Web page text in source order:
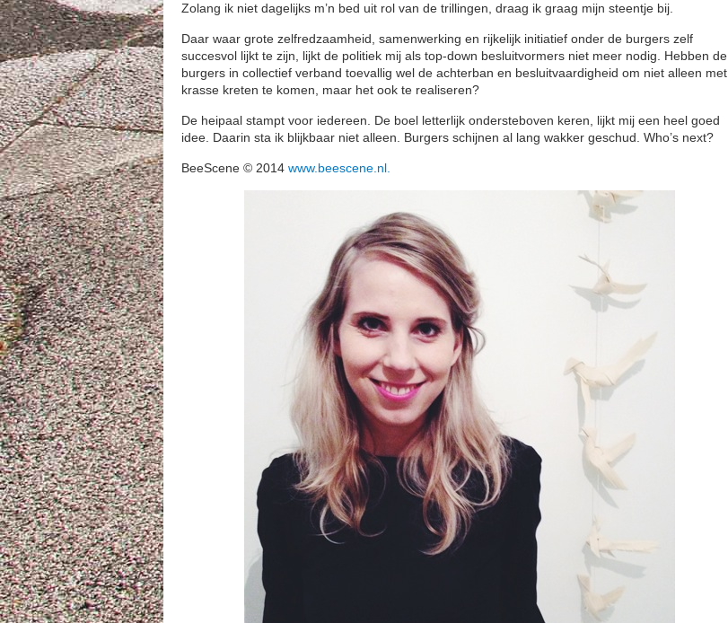
Zolang ik niet dagelijks m’n bed uit rol van de trillingen, draag ik graag mijn steentje bij.
Daar waar grote zelfredzaamheid, samenwerking en rijkelijk initiatief onder de burgers zelf
succesvol lijkt te zijn, lijkt de politiek mij als top-down besluitvormers niet meer nodig. Hebben de
burgers in collectief verband toevallig wel de achterban en besluitvaardigheid om niet alleen met
krasse kreten te komen, maar het ook te realiseren?
De heipaal stampt voor iedereen. De boel letterlijk ondersteboven keren, lijkt mij een heel goed
idee. Daarin sta ik blijkbaar niet alleen. Burgers schijnen al lang wakker geschud. Who’s next?
BeeScene © 2014 www.beescene.nl.